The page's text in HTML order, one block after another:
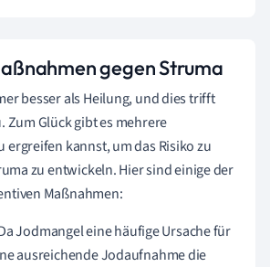
gegen Struma
besser als Heilung, und dies trifft
Zum Glück gibt es mehrere
ergreifen kannst, um das Risiko zu
zu entwickeln. Hier sind einige der
Maßnahmen:
Jodmangel eine häufige Ursache für
ausreichende Jodaufnahme die